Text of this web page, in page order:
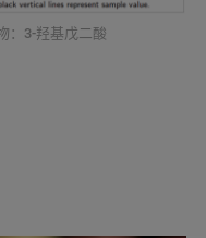
：3-羟基戊二酸